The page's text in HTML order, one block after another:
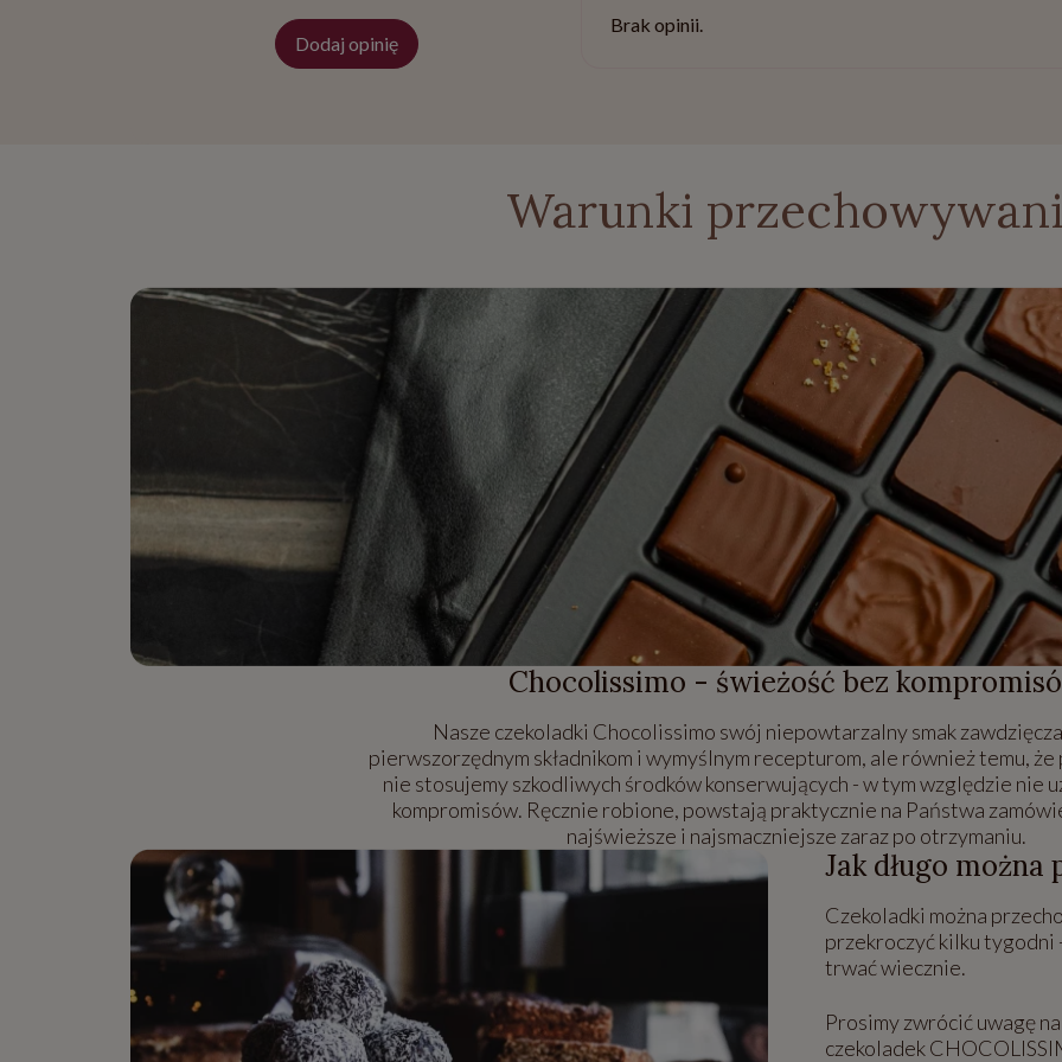
Dodaj opinię
Brak opinii.
Warunki
Chocolissimo - świeżość bez
Nasze czekoladki Chocolissimo swój niepowtarzalny smak
pierwszorzędnym składnikom i wymyślnym recepturom, ale również temu,
nie stosujemy szkodliwych środków konserwujących - w tym względzie nie
kompromisów. Ręcznie robione, powstają praktycznie na Państwa
najświeższe i najsmaczniejsze zaraz po otrzymaniu.
Jak długo
Czekoladki można
przekroczyć kilku tygodni
trwać wiecznie.
Prosimy zwrócić uwagę
czekoladek